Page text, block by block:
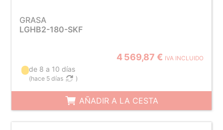
GRASA
LGHB2-180-SKF
4 569,87 € IVA INCLUIDO
de 8 a 10 días
(hace 5 días )
AÑADIR A LA CESTA